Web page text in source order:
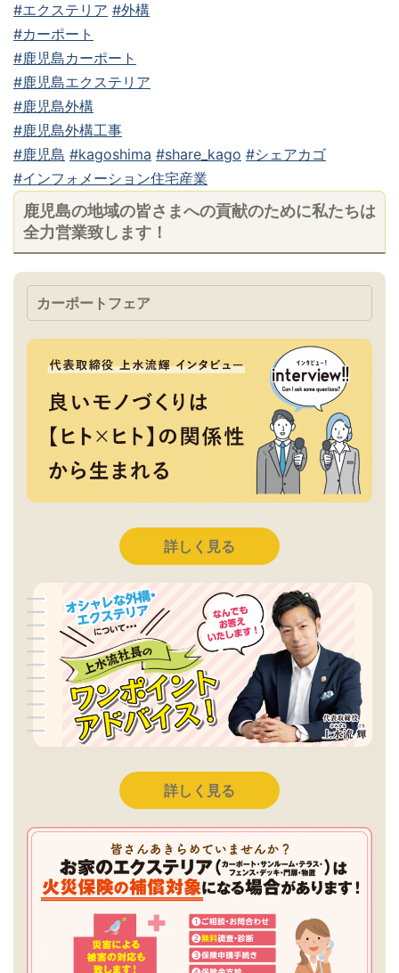
#エクステリア #外構
#カーポート
#鹿児島カーポート
#鹿児島エクステリア
#鹿児島外構
#鹿児島外構工事
#鹿児島 #kagoshima #share_kago #シェアカゴ
#インフォメーション住宅産業
鹿児島の地域の皆さまへの貢献のために私たちは
全力営業致します！
カーポートフェア
詳しく見る
詳しく見る